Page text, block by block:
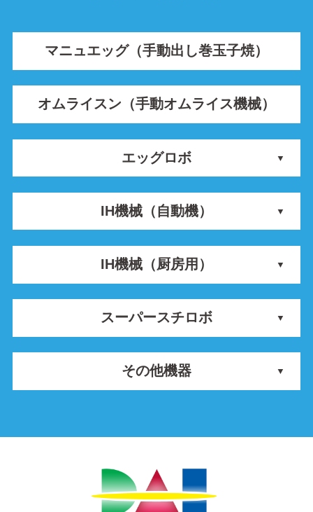
マニュエッグ（手動出し巻玉子焼）
オムライスン（手動オムライス機械）
エッグロボ
IH機械（自動機）
IH機械（厨房用）
スーパースチロボ
その他機器